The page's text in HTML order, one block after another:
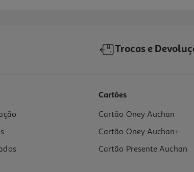
Trocas e
Cartões
Cartão Oney Auchan
Cartão Oney Auchan+
Cartão Presente Auchan